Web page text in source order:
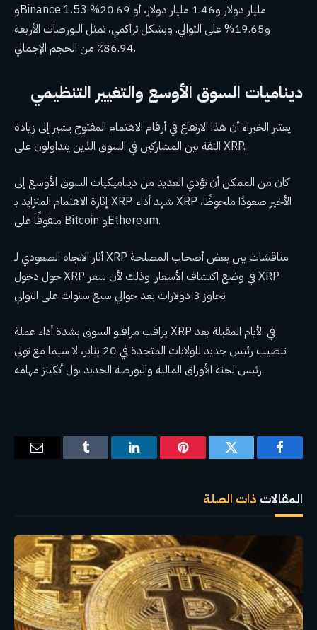
وBinance 1.53 مليار دولار و1.46 مليار دولار، أو 20.69%
و19.65% على التوالي. وبشكل تراكمي، تمثل البورصات الأربعة
86.94٪ من الحجم الإجمالي.
ديناميات السوق الأوسع والتغيير التنظيمي
يعتبر الخبراء أن هذا الارتفاع في أرقام الاهتمام المفتوح يشير إلى زيادة
الثقة بين المشاركين في السوق الذين يتداولون على XRP.
كان من الممكن أن تؤدي العديد من ديناميكيات السوق الأوسع إلى
إثارة الاهتمام المتزايد بـ XRP. شهد أداء XRP الأخير صعودًا ملحوظًا،
متفوقًا على Bitcoin وEthereum.
أثار الاتجاه الصعودي لـ XRP مناقشات بين بعض أصحاب المصلحة
حول دخول XRP في وضع اكتشاف الأسعار. وذلك لأن سعر XRP
تجاوز 3 دولارات بعد حوالي سبع سنوات على التوالي.
يراقب مراقبو السوق بشدة أداء عملة XRP في الأيام المقبلة بعد
تنصيب رئيس جديد للولايات المتحدة في 20 يناير، لا سيما مع تولي
رئيس لجنة الأوراق المالية والبورصة الجديد بول أتكينز مهامه.
فيسبوك تويتر بينتيريستلينكدإن Tumblr
البريد
المقالات ذات الصلة